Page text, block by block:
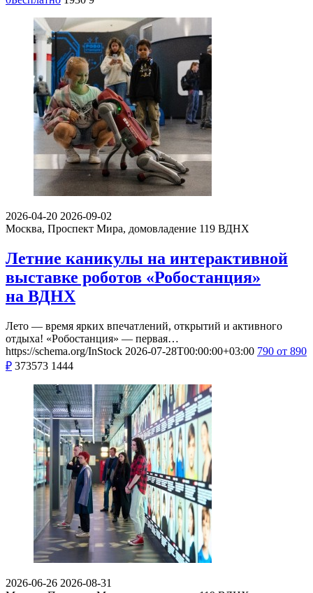
2026-04-20 2026-09-02
Москва, Проспект Мира, домовладение 119 ВДНХ
Летние каникулы на интерактивной
выставке роботов «Робостанция»
на ВДНХ
Лето — время ярких впечатлений, открытий и активного
отдыха! «Робостанция» — первая…
https://schema.org/InStock 2026-07-28T00:00:00+03:00 790 от 890
₽ 373573 1444
2026-06-26 2026-08-31